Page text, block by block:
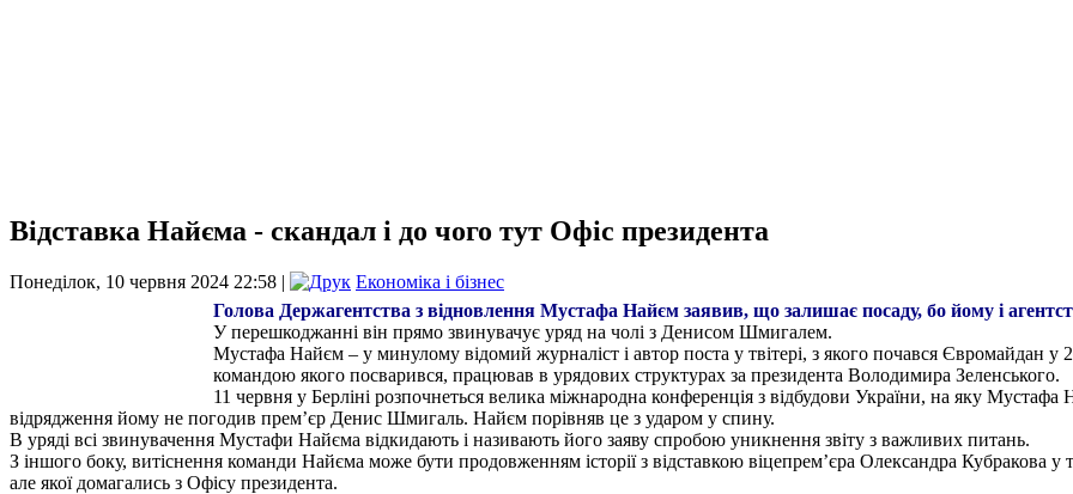
Відставка Найєма - скандал і до чого тут Офіс президента
Понеділок, 10 червня 2024 22:58 |
Економіка і бізнес
Голова Держагентства з відновлення Мустафа Найєм заявив, що залишає посаду, бо йому і
У перешкоджанні він прямо звинувачує уряд на чолі з Денисом Шмигалем.
Мустафа Найєм – у минулому відомий журналіст і автор поста у твітері, з якого почався Євромайдан
командою якого посварився, працював в урядових структурах за президента Володимира Зеленського.
11 червня у Берліні розпочнеться велика міжнародна конференція з відбудови України, на яку
відрядження йому не погодив прем’єр Денис Шмигаль. Найєм порівняв це з ударом у спину.
В уряді всі звинувачення Мустафи Найєма відкидають і називають його заяву спробою уникнення звіту з важливих питань.
З іншого боку, витіснення команди Найєма може бути продовженням історії з відставкою віцепрем’єра Олександра Кубракова у
але якої домагались з Офісу президента.